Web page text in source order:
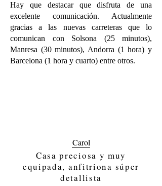
Hay que destacar que disfruta de una
excelente comunicación. Actualmente
gracias a las nuevas carreteras que lo
comunican con Solsona (25 minutos),
Manresa (30 minutos), Andorra (1 hora) y
Barcelona (1 hora y cuarto) entre otros.
Carol
Casa preciosa y muy
equipada, anfitriona súper
detallista